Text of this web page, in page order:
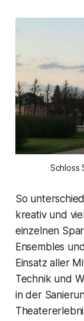
Schloss
So
kreativ und
einzelnen
Ensembles
Einsatz aller
Technik und
in der